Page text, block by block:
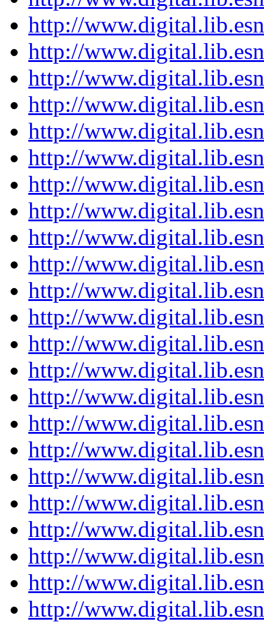
http://
http://
http://
http://
http://
http://
http://
http://
http://
http://
http://
http://
http://
http://
http://
http://
http://
http://
http://
http://
http://
http://
http://